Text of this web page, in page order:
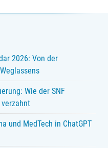
2026: Von der
Wie der SNF
und MedTech in ChatGPT